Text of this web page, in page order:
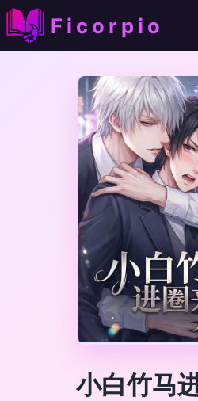
Ficorpio
小白竹马